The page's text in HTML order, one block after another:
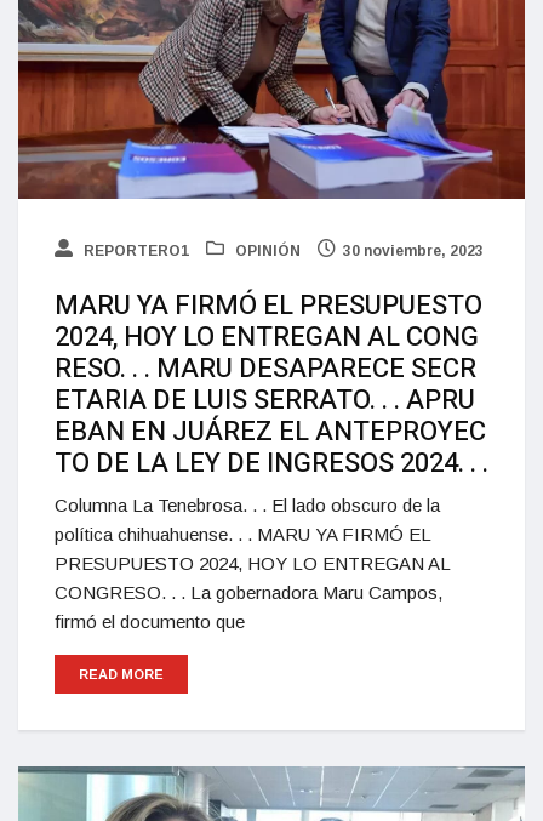
REPORTERO1 OPINIÓN 30 noviembre, 2023
MARU YA FIRMÓ EL PRESUPUESTO
2024, HOY LO ENTREGAN AL CONG
RESO. . . MARU DESAPARECE SECR
ETARIA DE LUIS SERRATO. . . APRU
EBAN EN JUÁREZ EL ANTEPROYEC
TO DE LA LEY DE INGRESOS 2024. . .
Columna La Tenebrosa. . . El lado obscuro de la
política chihuahuense. . . MARU YA FIRMÓ EL
PRESUPUESTO 2024, HOY LO ENTREGAN AL
CONGRESO. . . La gobernadora Maru Campos,
firmó el documento que
READ MORE